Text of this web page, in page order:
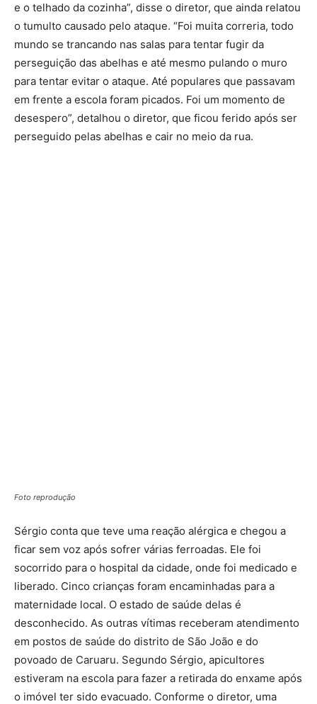
e o telhado da cozinha”, disse o diretor, que ainda relatou
o tumulto causado pelo ataque. “Foi muita correria, todo
mundo se trancando nas salas para tentar fugir da
perseguição das abelhas e até mesmo pulando o muro
para tentar evitar o ataque. Até populares que passavam
em frente a escola foram picados. Foi um momento de
desespero”, detalhou o diretor, que ficou ferido após ser
perseguido pelas abelhas e cair no meio da rua.
Foto reprodução
Sérgio conta que teve uma reação alérgica e chegou a
ficar sem voz após sofrer várias ferroadas. Ele foi
socorrido para o hospital da cidade, onde foi medicado e
liberado. Cinco crianças foram encaminhadas para a
maternidade local. O estado de saúde delas é
desconhecido. As outras vítimas receberam atendimento
em postos de saúde do distrito de São João e do
povoado de Caruaru. Segundo Sérgio, apicultores
estiveram na escola para fazer a retirada do enxame após
o imóvel ter sido evacuado. Conforme o diretor, uma